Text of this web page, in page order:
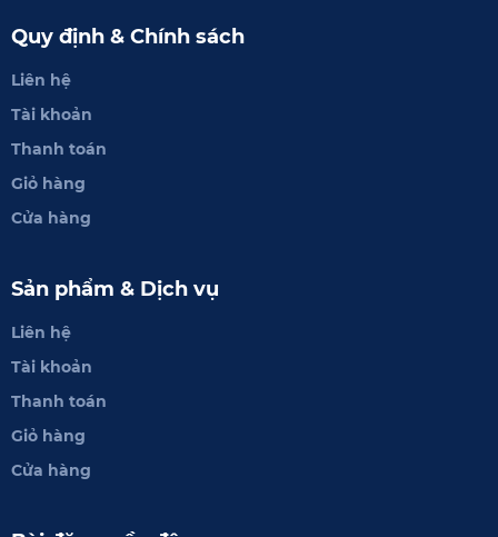
Quy định & Chính sách
Liên hệ
Tài khoản
Thanh toán
Giỏ hàng
Cửa hàng
Sản phẩm & Dịch vụ
Liên hệ
Tài khoản
Thanh toán
Giỏ hàng
Cửa hàng